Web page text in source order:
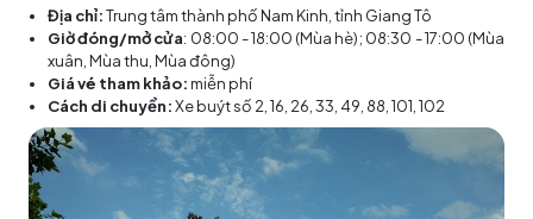
Địa chỉ:Trung tâm thành phố Nam Kinh, tỉnh Giang Tô
Giờ đóng/mở cửa: 08:00 - 18:00 (Mùa hè); 08:30 - 17:00 (Mùa
xuân, Mùa thu, Mùa đông)
Giá vé tham khảo:miễn phí
Cách di chuyển:Xe buýt số 2, 16, 26, 33, 49, 88, 101, 102